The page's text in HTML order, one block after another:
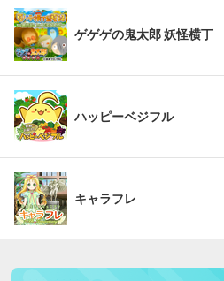
ゲゲゲの鬼太郎 妖怪横丁
ハッピーベジフル
キャラフレ